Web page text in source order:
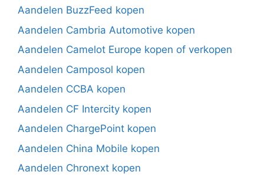
Aandelen BuzzFeed kopen
Aandelen Cambria Automotive kopen
Aandelen Camelot Europe kopen of verkopen
Aandelen Camposol kopen
Aandelen CCBA kopen
Aandelen CF Intercity kopen
Aandelen ChargePoint kopen
Aandelen China Mobile kopen
Aandelen Chronext kopen